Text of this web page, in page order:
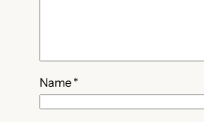
Name *